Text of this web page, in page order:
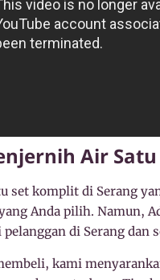
Air Satu
set komplit di Serang
Anda pilih. Namun,
di Serang dan
kami